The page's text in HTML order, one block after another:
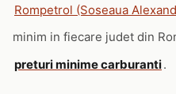
Rompetrol (Soseaua
minim in fiecare judet din
preturi minime carburanti.